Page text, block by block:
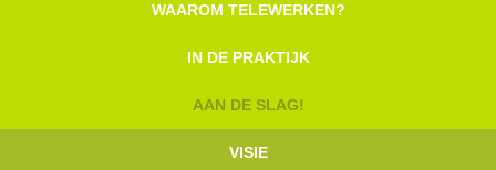
WAAROM TELEWERKEN?
IN DE PRAKTIJK
AAN DE SLAG!
VISIE